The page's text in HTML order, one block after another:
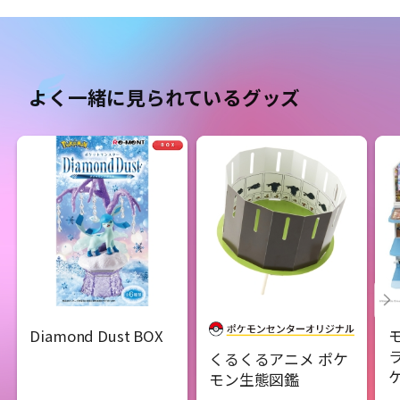
よく一緒に見られているグッズ
Diamond Dust BOX
くるくるアニメ ポケ
モン生態図鑑